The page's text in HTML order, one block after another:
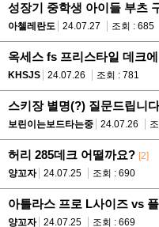
성장기 중학생 아이들 부츠
아첼레란도
24.07.27 조회 : 685
옥세스 fs 프리스타일 데크
KHSJS
24.07.26 조회 : 781
스키장 별명(?) 질문드립니
보린이는보드타는중
24.07.26
허리 285데크 어떨까요? [2]
양꼬자
24.07.25 조회 : 690
아틀라스 프로 L사이즈 vs
양꼬자
24.07.25 조회 : 669